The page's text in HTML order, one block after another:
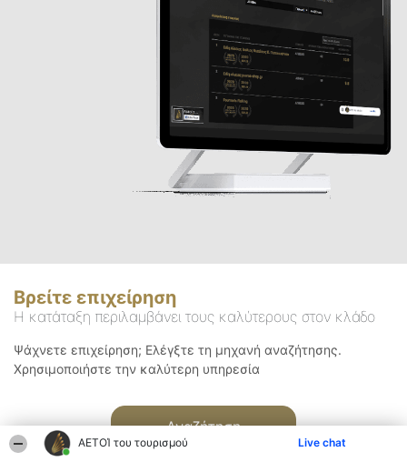
ΑΕΤΟΊ του τουρισμού Live chat
Βρείτε επιχείρηση
Η κατάταξη περιλαμβάνει τους καλύτερους στον κλάδο
Ψάχνετε επιχείρηση; Ελέγξτε τη μηχανή αναζήτησης.
Χρησιμοποιήστε την καλύτερη υπηρεσία
Αναζήτηση